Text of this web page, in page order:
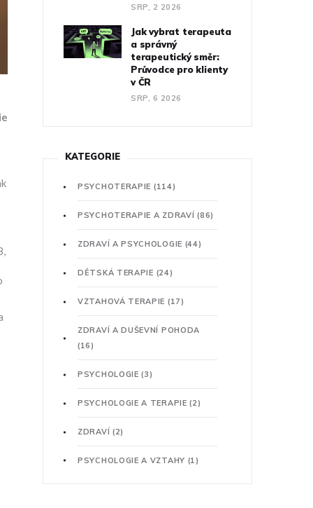
SRP, 2 2026
Jak vybrat terapeuta
a správný
terapeutický směr:
Průvodce pro klienty
v ČR
SRP, 6 2026
KATEGORIE
PSYCHOTERAPIE (114)
PSYCHOTERAPIE A ZDRAVÍ(86)
ZDRAVÍ A PSYCHOLOGIE (44)
DĚTSKÁ TERAPIE (24)
VZTAHOVÁ TERAPIE (17)
ZDRAVÍ A DUŠEVNÍ POHODA
(16)
PSYCHOLOGIE(3)
PSYCHOLOGIE A TERAPIE(2)
ZDRAVÍ (2)
PSYCHOLOGIE A VZTAHY (1)